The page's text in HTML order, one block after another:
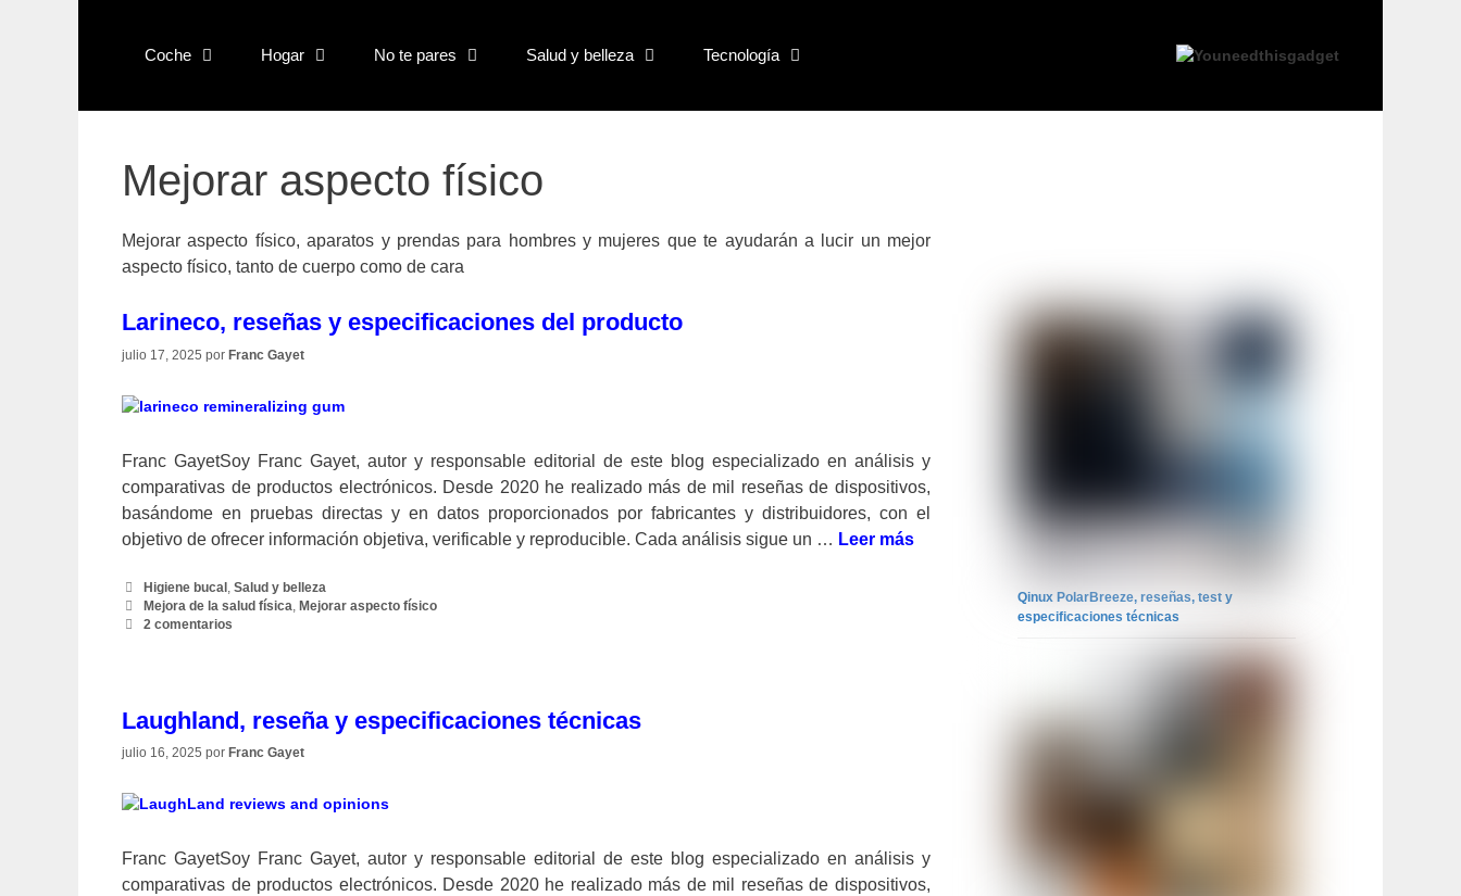
Coche Hogar No te pares Salud y belleza Tecnología
Mejorar aspecto físico
Mejorar aspecto físico, aparatos y prendas para hombres y mujeres que te ayudarán a lucir un mejor
aspecto físico, tanto de cuerpo como de cara
Larineco, reseñas y especificaciones del producto
julio 17, 2025 por Franc Gayet
Franc GayetSoy Franc Gayet, autor y responsable editorial de este blog especializado en análisis y
comparativas de productos electrónicos. Desde 2020 he realizado más de mil reseñas de dispositivos,
basándome en pruebas directas y en datos proporcionados por fabricantes y distribuidores, con el
objetivo de ofrecer información objetiva, verificable y reproducible. Cada análisis sigue un … Leer más
Categorías
Higiene bucal ,Salud y belleza
Etiquetas
Mejora de la salud física, Mejorar aspecto físico
2 comentarios
Laughland, reseña y especificaciones técnicas
julio 16, 2025 por Franc Gayet
Franc GayetSoy Franc Gayet, autor y responsable editorial de este blog especializado en análisis y
comparativas de productos electrónicos. Desde 2020 he realizado más de mil reseñas de dispositivos,
Qinux PolarBreeze, reseñas, test y
especificaciones técnicas